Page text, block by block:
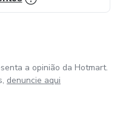
a opinião da Hotmart.
denuncie aqui